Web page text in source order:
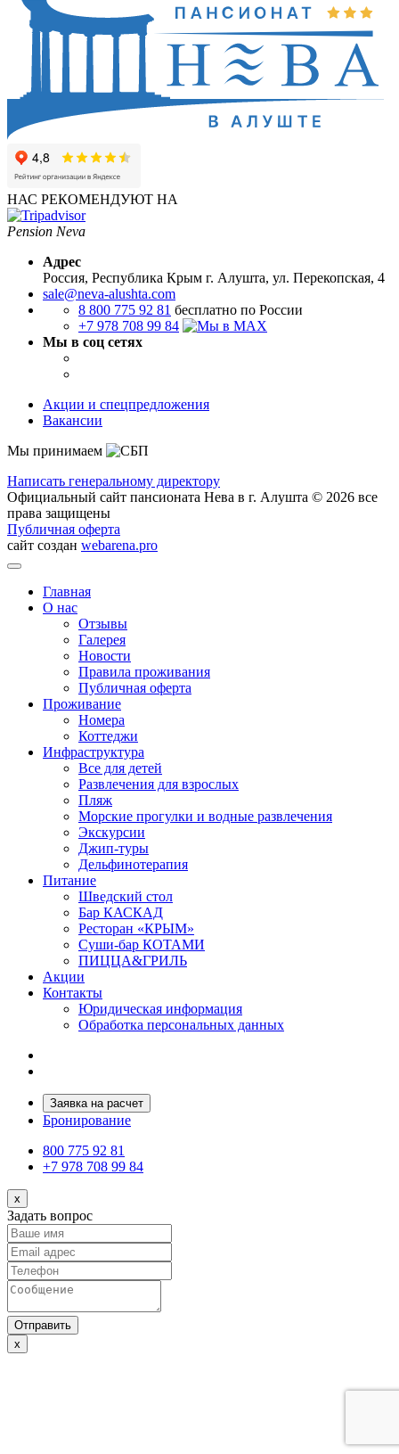
НАС РЕКОМЕНДУЮТ НА
Pension Neva
Адрес
Россия, Республика Крым г. Алушта, ул. Перекопская, 4
sale@neva-alushta.com
8 800 775 92 81 бесплатно по России
+7 978 708 99 84
Мы в соц сетях
Акции и спецпредложения
Вакансии
Мы принимаем
Написать генеральному директору
Официальный сайт пансионата Нева в г. Алушта © 2026 все
права защищены
Публичная оферта
сайт создан webarena.pro
Главная
О нас
Отзывы
Галерея
Новости
Правила проживания
Публичная оферта
Проживание
Номера
Коттеджи
Инфраструктура
Все для детей
Развлечения для взрослых
Пляж
Морские прогулки и водные развлечения
Экскурсии
Джип-туры
Дельфинотерапия
Питание
Шведский стол
Бар КАСКАД
Ресторан «КРЫМ»
Суши-бар КОТАМИ
ПИЦЦА&ГРИЛЬ
Акции
Контакты
Юридическая информация
Обработка персональных данных
Заявка на расчет
Бронирование
800 775 92 81
+7 978 708 99 84
x
Задать вопрос
Отправить
x